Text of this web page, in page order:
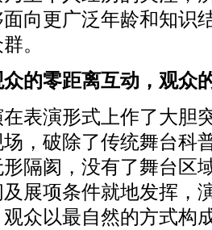
向更广泛年龄和知识
。
的零距离互动，观众
演形式上作了大胆
，破除了传统舞台科
隔阂，没有了舞台区
展项条件就地发挥，
众以最自然的方式构